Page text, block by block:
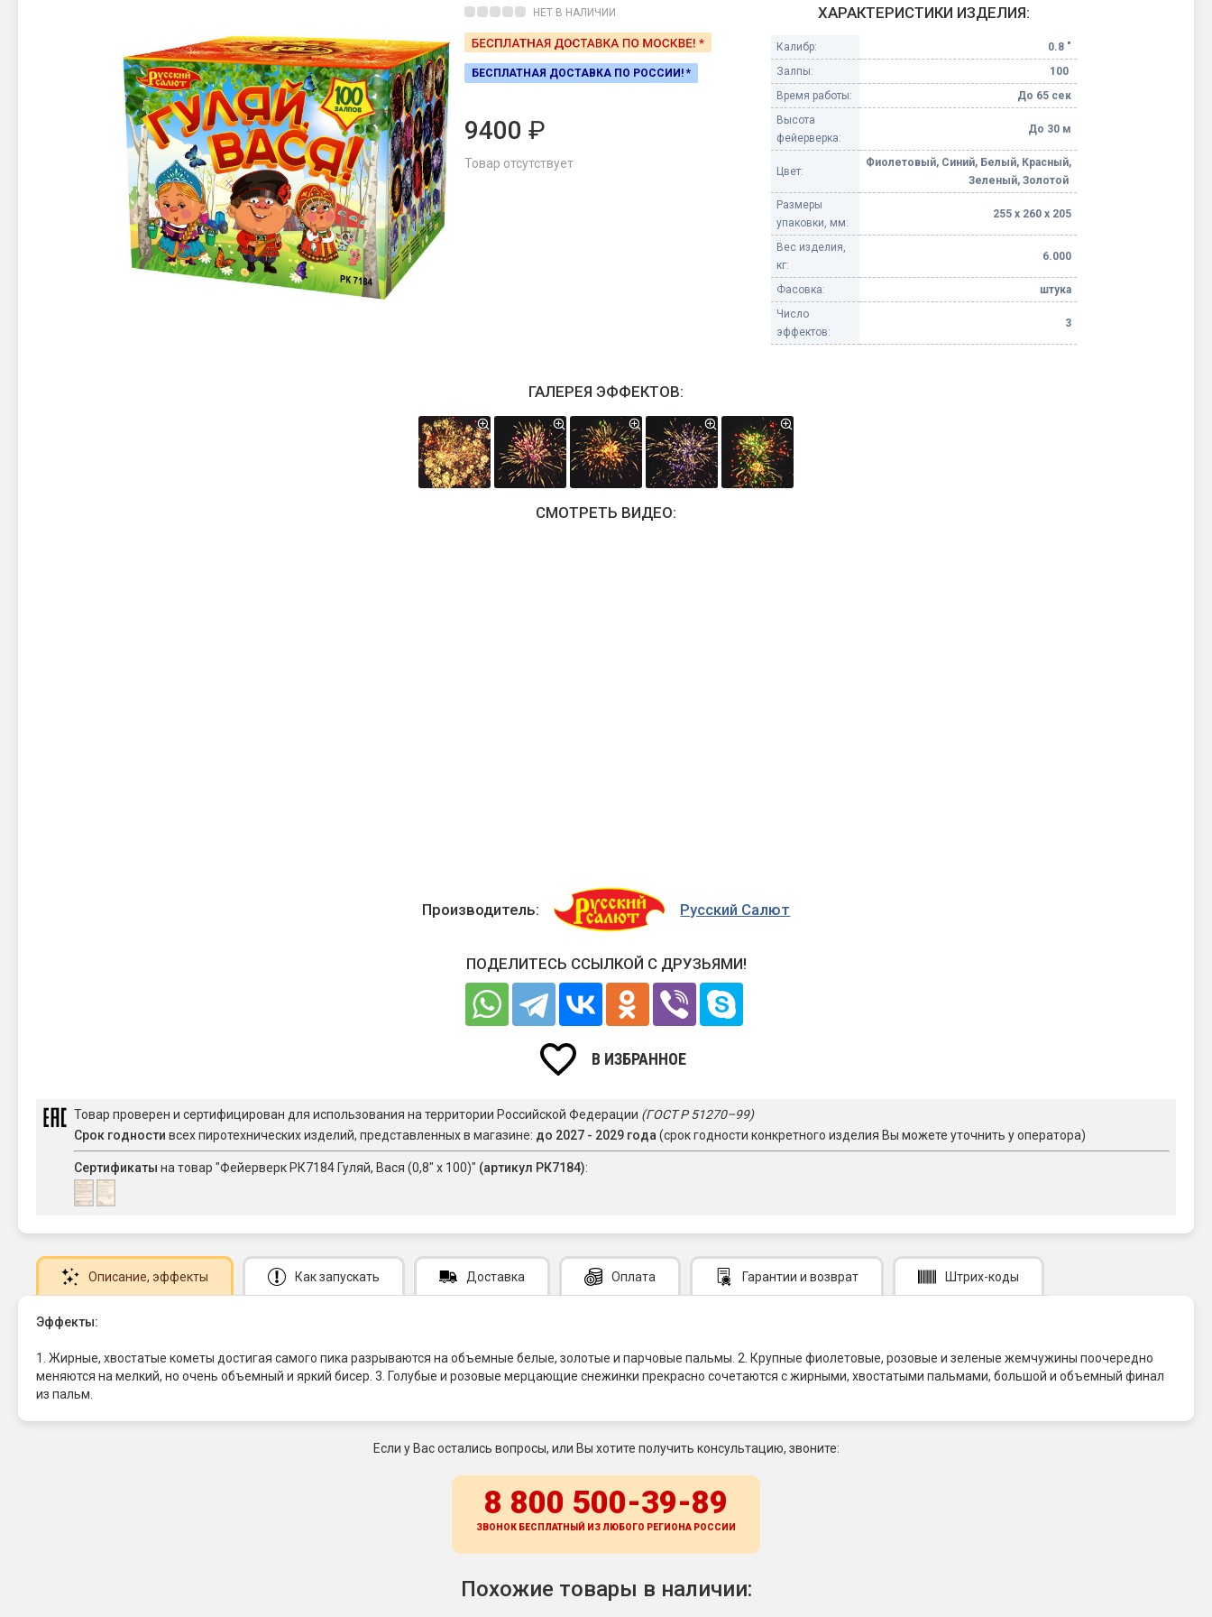
Фейерверки на свадьбу
Фейерверк-шоу
Батареи салютов
Цветной дым
Батареи салютов
Маленькие фейерверки
Терочные
Фитильные
Лимонки, гранаты
Корсары
Летающие и наземные
Бабочки, пчелы
Жуки
Циркоблицы
Цветной дым и огонь
Бенгальские огни
Бенгальские огни малые
Бенгальские огни большие
Фонтаны в торт (холодные)
Фонтаны сценические (холодные)
Фестивальные шары
Небесные фонарики
Оборудование для
Елочные гирлянды
НЕТ В НАЛИЧИИ
БЕСПЛАТНАЯ ДОСТАВКА ПО РОССИИ! *
9400 ₽
Товар отсутствует
ХАРАКТЕРИСТИКИ ИЗДЕЛИЯ:
Калибр:
0.8 "
Залпы:
100
Время работы:
До 65 сек
Высота
фейерверка:
До 30 м
Цвет:
Фиолетовый, Синий, Белый, Красный,
Зеленый, Золотой
Размеры
упаковки, мм:
255 х 260 х 205
Вес изделия,
кг:
6.000
Фасовка:
штука
Число
эффектов:
3
ГАЛЕРЕЯ ЭФФЕКТОВ:
СМОТРЕТЬ ВИДЕО:
Производитель: Русский Салют
ПОДЕЛИТЕСЬ ССЫЛКОЙ С ДРУЗЬЯМИ!
В ИЗБРАННОЕ
Товар проверен и сертифицирован для использования на территории Российской Федерации (ГОСТ Р 51270–99)
Срок годности всех пиротехнических изделий, представленных в магазине: до 2027 - 2029 года (срок годности конкретного изделия Вы можете уточнить у оператора)
Сертификаты на товар "Фейерверк РК7184 Гуляй, Вася (0,8" х 100)" (артикул РК7184):
Описание, эффекты Как запускать Доставка Оплата Гарантии и возврат Штрих-коды
Эффекты:
1. Жирные, хвостатые кометы достигая самого пика разрываются на объемные белые, золотые и парчовые пальмы. 2. Крупные фиолетовые, розовые и зеленые жемчужины поочередно
меняются на мелкий, но очень объемный и яркий бисер. 3. Голубые и розовые мерцающие снежинки прекрасно сочетаются с жирными, хвостатыми пальмами, большой и объемный финал
из пальм.
Если у Вас остались вопросы, или Вы хотите получить консультацию, звоните:
8 800 500-39-89
ЗВОНОК БЕСПЛАТНЫЙ ИЗ ЛЮБОГО РЕГИОНА РОССИИ
Похожие товары в наличии: